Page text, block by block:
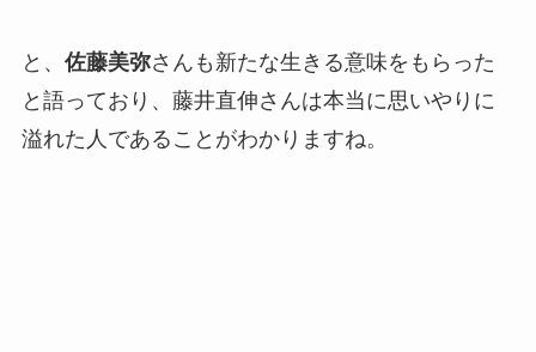
と、 佐藤美弥さんも新たな生きる意味をもらった
と語っており、藤井直伸さんは本当に思いやりに
溢れた人であることがわかりますね。